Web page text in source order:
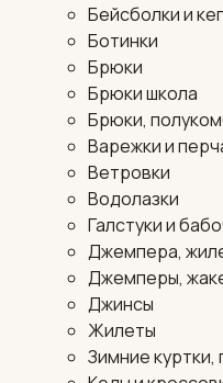
Бейсболки и
Ботинки
Брюки
Брюки школа
Брюки,
Варежки и
Ветровки
Водолазки
Галстуки и
Джемпера,
Джемперы,
Джинсы
Жилеты
Зимние куртки,